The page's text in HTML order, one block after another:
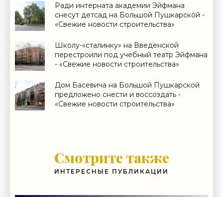
Ради интерната академии Эйфмана
снесут детсад на Большой Пушкарской -
«Свежие новости строительства»
Школу-«сталинку» на Введенской
перестроили под учебный театр Эйфмана
- «Свежие новости строительства»
Дом Басевича на Большой Пушкарской
предложено снести и воссоздать -
«Свежие новости строительства»
Смотрите также
ИНТЕРЕСНЫЕ ПУБЛИКАЦИИ